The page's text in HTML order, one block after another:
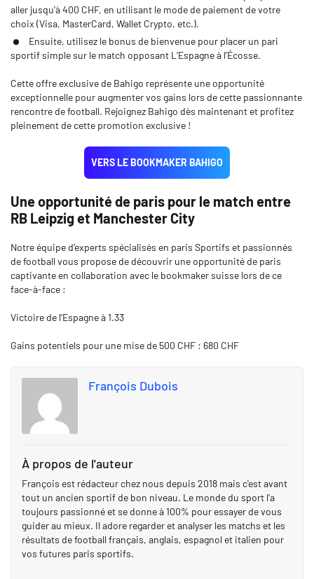
aller jusqu’à 400 CHF, en utilisant le mode de paiement de votre
choix (Visa, MasterCard, Wallet Crypto, etc.).
Ensuite, utilisez le bonus de bienvenue pour placer un pari
sportif simple sur le match opposant L’Espagne à l’Écosse.
Cette offre exclusive de Bahigo représente une opportunité
exceptionnelle pour augmenter vos gains lors de cette passionnante
rencontre de football. Rejoignez Bahigo dès maintenant et profitez
pleinement de cette promotion exclusive !
VERS LE BOOKMAKER BAHIGO
Une opportunité de paris pour le match entre
RB Leipzig et Manchester City
Notre équipe d’experts spécialisés en paris Sportifs et passionnés
de football vous propose de découvrir une opportunité de paris
captivante en collaboration avec le bookmaker suisse lors de ce
face-à-face :
Victoire de l’Espagne à 1.33
Gains potentiels pour une mise de 500 CHF : 680 CHF
François Dubois
À propos de l'auteur
François est rédacteur chez nous depuis 2018 mais c'est avant
tout un ancien sportif de bon niveau. Le monde du sport l'a
toujours passionné et se donne à 100% pour essayer de vous
guider au mieux. Il adore regarder et analyser les matchs et les
résultats de football français, anglais, espagnol et italien pour
vos futures paris sportifs.